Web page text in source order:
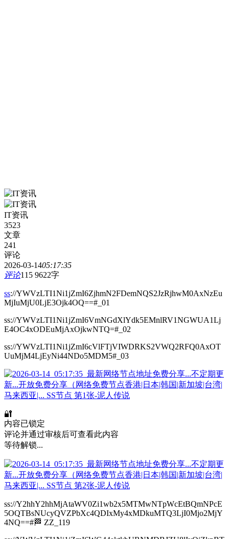
IT资讯
3523
文章
241
评论
2026-03-1405:17:35
评论115 9622字
ss://YWVzLTI1Ni1jZmI6ZjhmN2FDemNQS2JzRjhwM0AxNzEu
MjIuMjU0LjE3Ojk4OQ==#_01
ss://YWVzLTI1Ni1jZmI6VmNGdXlYdk5EMnlRV1NGWUA1Lj
E4OC4xODEuMjAxOjkwNTQ=#_02
ss://YWVzLTI1Ni1jZmI6cVlFTjVIWDRKS2VWQ2RFQ0AxOT
UuMjM4LjEyNi44NDo5MDM5#_03
🔐
内容已锁定
评论并通过审核后可查看此内容
等待解锁...
ss://Y2hhY2hhMjAtaWV0Zi1wb2x5MTMwNTpWcEtBQmNPcE
5OQTBsNUcyQVZPbXc4QDIxMy4xMDkuMTQ3LjI0Mjo2MjY
4NQ==#🏁 ZZ_119